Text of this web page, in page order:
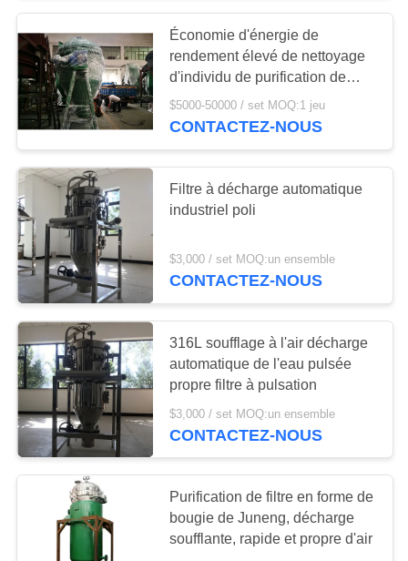
PRIVACY
POLICYNutsche agité filtrer
sécheuse
Purification de filtre
de bougie
13
Séparateur d'eau
centrifuge d'huile
Économie d'énergie de
rendement élevé de nettoyage
d'individu de purification de
filtre en forme de bougie de
série de ZX
$5000-50000 / set MOQ:1 jeu
CONTACTEZ-NOUS
Filtre à décharge automatique
industriel poli
$3,000 / set MOQ:un ensemble
CONTACTEZ-NOUS
316L soufflage à l'air décharge
automatique de l'eau pulsée
propre filtre à pulsation
$3,000 / set MOQ:un ensemble
CONTACTEZ-NOUS
Purification de filtre en forme de
bougie de Juneng, décharge
soufflante, rapide et propre d'air